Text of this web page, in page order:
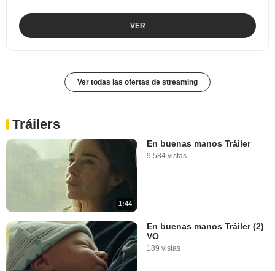
VER
Ver todas las ofertas de streaming
Tráilers
1:44
En buenas manos Tráiler
9.584 vistas
En buenas manos Tráiler (2)
VO
189 vistas